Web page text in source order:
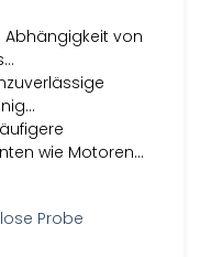
Abhängigkeit von
wie Motoren…